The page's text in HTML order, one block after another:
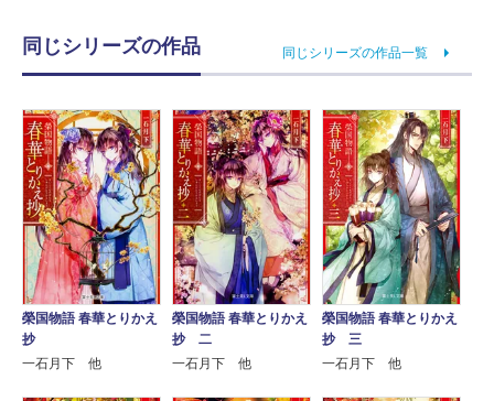
同じシリーズの作品 同じシリーズの作品一覧
榮国物語 春華とりかえ
抄
一石月下 他
榮国物語 春華とりかえ
抄 二
一石月下 他
榮国物語 春華とりかえ
抄 三
一石月下 他